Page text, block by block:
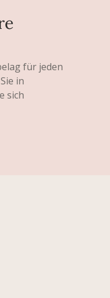
für jeden
in
sich